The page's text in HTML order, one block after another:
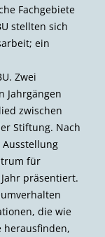
Fachgebiete
stellten sich
ein
Zwei
Jahrgängen
zwischen
Stiftung. Nach
für
präsentiert.
die wie
herausfinden,